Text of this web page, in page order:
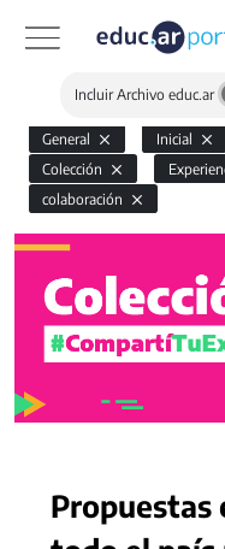
Incluir Archivo educ.ar
General Inicial
Colección
colaboración
Propuestas